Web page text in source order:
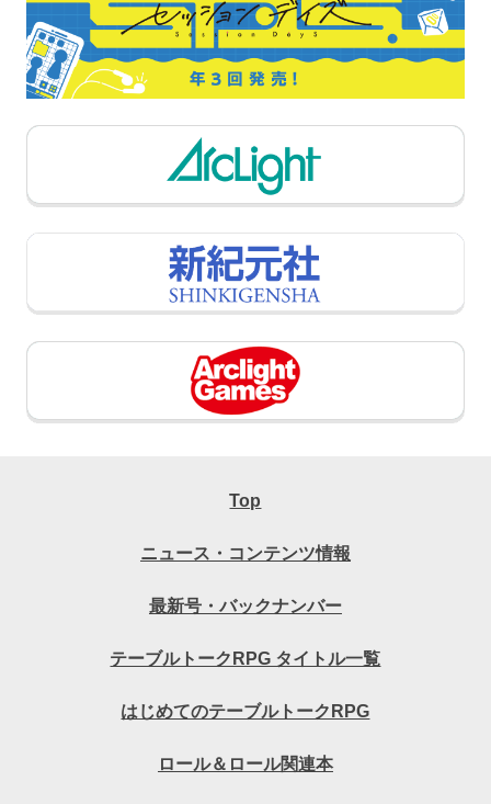
Top
ニュース・コンテンツ情報
最新号・バックナンバー
テーブルトークRPG タイトル一覧
はじめてのテーブルトークRPG
ロール＆ロール関連本